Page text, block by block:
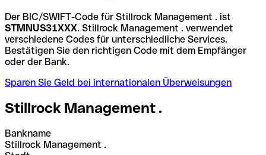
Der BIC/SWIFT-Code für Stillrock Management . ist
STMNUS31XXX. Stillrock Management . verwendet
verschiedene Codes für unterschiedliche Services.
Bestätigen Sie den richtigen Code mit dem Empfänger
oder der Bank.
Sparen Sie Geld bei internationalen Überweisungen
Stillrock Management .
Bankname
Stillrock Management .